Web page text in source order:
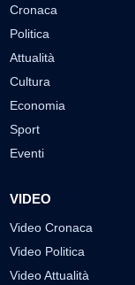
Cronaca
Politica
Attualità
Cultura
Economia
Sport
Eventi
VIDEO
Video Cronaca
Video Politica
Video Attualità